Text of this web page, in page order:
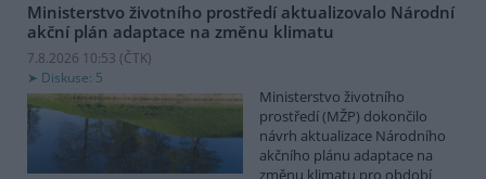
Ministerstvo životního prostředí aktualizovalo Národní
akční plán adaptace na změnu klimatu
7.8.2026 10:53 (ČTK)
Diskuse: 5
Ministerstvo životního
prostředí (MŽP) dokončilo
návrh aktualizace Národního
akčního plánu adaptace na
změnu klimatu pro období